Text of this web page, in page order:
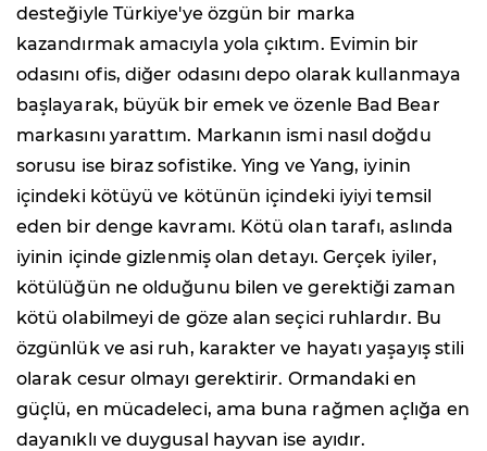
desteğiyle Türkiye'ye özgün bir marka
kazandırmak amacıyla yola çıktım. Evimin bir
odasını ofis, diğer odasını depo olarak kullanmaya
başlayarak, büyük bir emek ve özenle Bad Bear
markasını yarattım. Markanın ismi nasıl doğdu
sorusu ise biraz sofistike. Ying ve Yang, iyinin
içindeki kötüyü ve kötünün içindeki iyiyi temsil
eden bir denge kavramı. Kötü olan tarafı, aslında
iyinin içinde gizlenmiş olan detayı. Gerçek iyiler,
kötülüğün ne olduğunu bilen ve gerektiği zaman
kötü olabilmeyi de göze alan seçici ruhlardır. Bu
özgünlük ve asi ruh, karakter ve hayatı yaşayış stili
olarak cesur olmayı gerektirir. Ormandaki en
güçlü, en mücadeleci, ama buna rağmen açlığa en
dayanıklı ve duygusal hayvan ise ayıdır.